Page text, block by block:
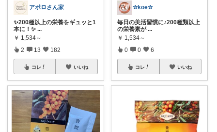
アポロさん家
✨200種以上の栄養をギュッと1
本に！✨ ...
￥ 1,534～
2 13 182
コレ いいね
✰koe✰
毎日の美活習慣に♪200種類以上
の栄養素が ...
￥ 1,534～
0 0 6
コレ いいね